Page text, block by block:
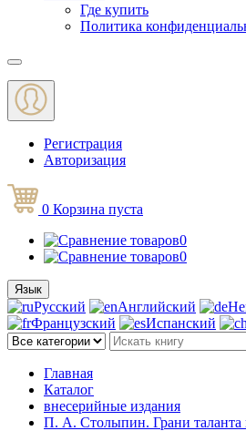
Где купить
Политика
Меню
Регистрация
Авторизация
0 Корзина пуста
0
0
Язык
Русский Английский
Французский
Испанский
Главная
Каталог
внесерийные издания
П. А. Столыпин. Грани таланта